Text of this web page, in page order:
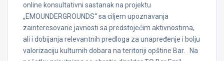
online konsultativni sastanak na projektu
„EMOUNDERGROUNDS“ sa ciljem upoznavanja
zainteresovane javnosti sa predstojećim aktivnostima,
ali i dobijanja relevantnih predloga za unapređenje i bolju
valorizaciju kulturnih dobara na teritoriji opštine Bar. Na